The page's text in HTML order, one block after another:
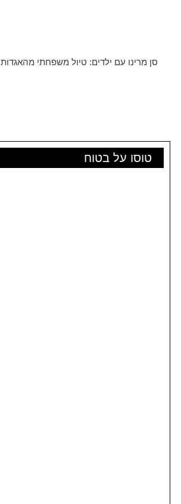
טוסו על בטוח
סן מרינו עם ילדים: טיול משפחתי מהאגדות